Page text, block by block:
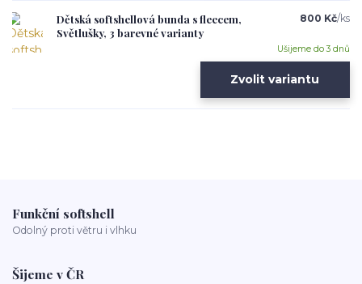
Dětská softshellová bunda s fleecem,
Světlušky, 3 barevné varianty
800 Kč/ks
Ušijeme do 3 dnů
Zvolit variantu
Funkční softshell
Odolný proti větru i vlhku
Šijeme v ČR